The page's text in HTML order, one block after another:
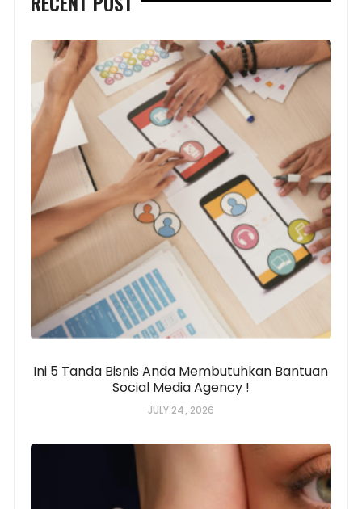
Ini 5 Tanda Bisnis Anda Membutuhkan Bantuan
Social Media Agency !
JULY 24, 2026